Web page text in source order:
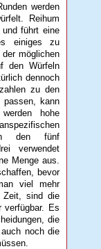
werden
Reihum
führt eine
einiges zu
möglichen
den Würfeln
dennoch
zu den
passen, kann
hohe
den fünf
verwendet
Menge aus.
bevor
viel mehr
Zeit, sind die
verfügbar. Es
die
noch die